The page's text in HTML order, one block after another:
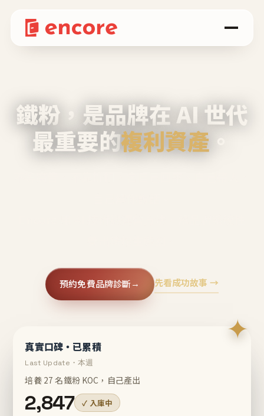
鐵粉，是品牌在 AI 世代
最重要的複利資產 。
預約免費品牌診斷→ 先看成功故事 →
✦
真實口碑・已累積
Last Update・本週
培養 27 名鐵粉 KOC，自己產出
2,847 ✓ 入庫中